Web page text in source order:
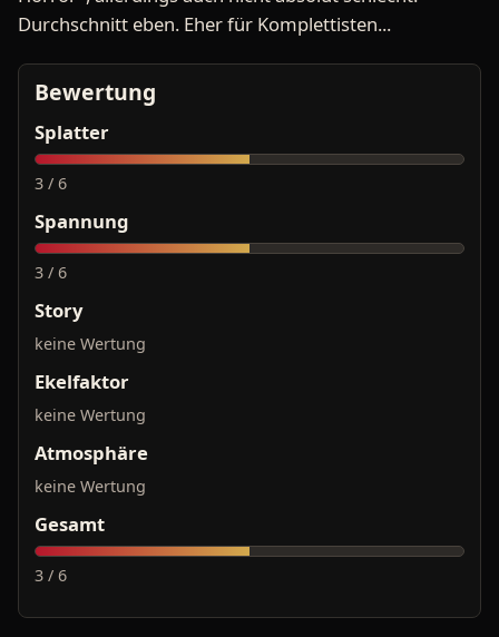
Durchschnitt eben. Eher für Komplettisten...
Bewertung
Splatter
3 / 6
Spannung
3 / 6
Story
keine Wertung
Ekelfaktor
keine Wertung
Atmosphäre
keine Wertung
Gesamt
3 / 6